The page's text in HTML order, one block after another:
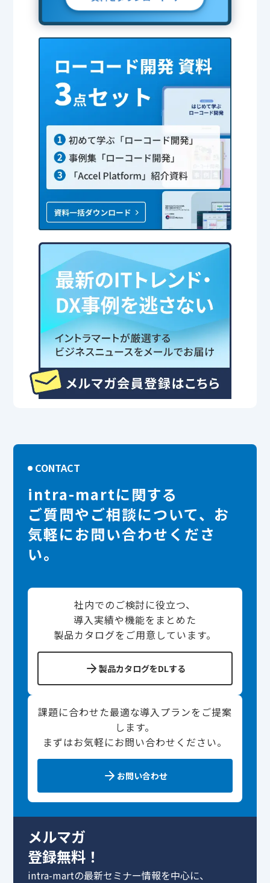
CONTACT
intra-martに関する
ご質問やご相談について、お
気軽にお問い合わせくださ
い。
社内でのご検討に役立つ、
導入実績や機能をまとめた
製品カタログをご用意しています。
製品カタログをDLする
課題に合わせた最適な導入プランをご提案
します。
まずはお気軽にお問い合わせください。
お問い合わせ
メルマガ
登録無料！
intra-martの最新セミナー情報を中心に、